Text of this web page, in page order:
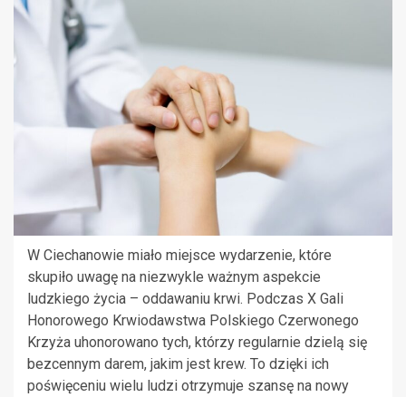
W Ciechanowie miało miejsce wydarzenie, które
skupiło uwagę na niezwykle ważnym aspekcie
ludzkiego życia – oddawaniu krwi. Podczas X Gali
Honorowego Krwiodawstwa Polskiego Czerwonego
Krzyża uhonorowano tych, którzy regularnie dzielą się
bezcennym darem, jakim jest krew. To dzięki ich
poświęceniu wielu ludzi otrzymuje szansę na nowy